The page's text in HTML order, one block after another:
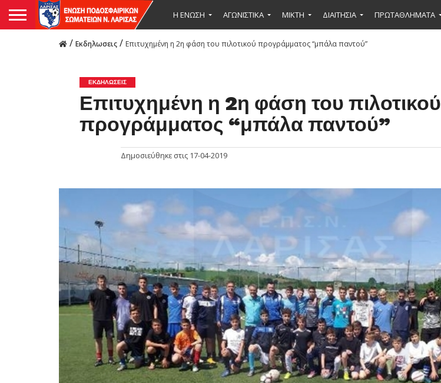
Η ΕΝΩΣΗ ΑΓΩΝΙΣΤΙΚΑ ΜΙΚΤΉ ΔΙΑΙΤΗΣΙΑ ΠΡΩΤΑΘΛΗΜΑΤΑ
/ Εκδηλωσεις / Επιτυχημένη η 2η φάση του πιλοτικού προγράμματος “μπάλα παντού”
ΕΚΔΗΛΩΣΕΙΣ
Επιτυχημένη η 2η φάση του πιλοτικού
προγράμματος “μπάλα παντού”
Δημοσιεύθηκε στις 17-04-2019